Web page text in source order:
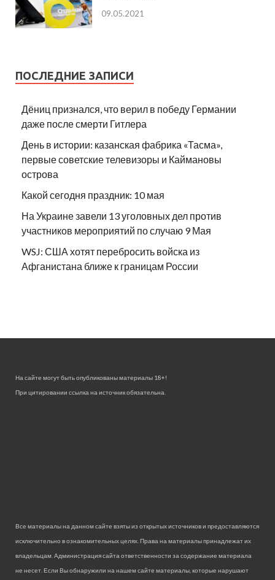
09.05.2021
ПОСЛЕДНИЕ ЗАПИСИ
Дёниц признался, что верил в победу Германии
даже после смерти Гитлера
День в истории: казанская фабрика «Тасма»,
первые советские телевизоры и Каймановы
острова
Какой сегодня праздник: 10 мая
На Украине завели 13 уголовных дел против
участников мероприятий по случаю 9 Мая
WSJ: США хотят перебросить войска из
Афганистана ближе к границам России
На сайте могут быть опубликованы материалы 18+!
При цитировании ссылка на источник обязательна.
Все материалы на данном сайте взяты из открытых источников и предоставляются
исключительно в ознакомительных целях. Права на материалы принадлежат их
владельцам. Администрация сайта ответственности за содержание материала
не несет. Если Вы обнаружили на нашем сайте материалы, которые нарушают